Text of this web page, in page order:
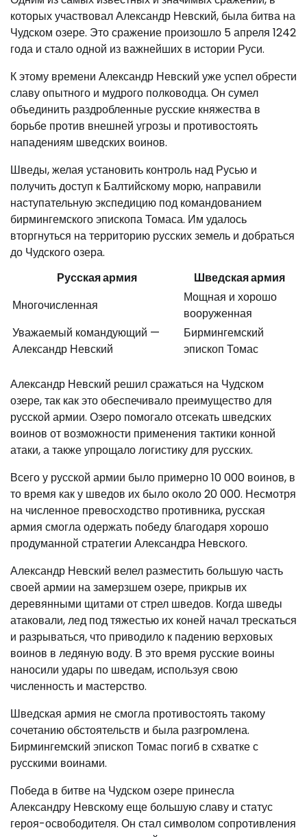
которых участвовал Александр Невский, была битва на
Чудском озере. Это сражение произошло 5 апреля 1242
года и стало одной из важнейших в истории Руси.
К этому времени Александр Невский уже успел обрести
славу опытного и мудрого полководца. Он сумел
объединить раздробленные русские княжества в
борьбе против внешней угрозы и противостоять
нападениям шведских воинов.
Шведы, желая установить контроль над Русью и
получить доступ к Балтийскому морю, направили
наступательную экспедицию под командованием
бирмингемского эпископа Томаса. Им удалось
вторгнуться на территорию русских земель и добраться
до Чудского озера.
Русская армия
Шведская армия
Многочисленная
Мощная и хорошо
вооруженная
Уважаемый командующий —
Александр Невский
Бирмингемский
эпископ Томас
Александр Невский решил сражаться на Чудском
озере, так как это обеспечивало преимущество для
русской армии. Озеро помогало отсекать шведских
воинов от возможности применения тактики конной
атаки, а также упрощало логистику для русских.
Всего у русской армии было примерно 10 000 воинов, в
то время как у шведов их было около 20 000. Несмотря
на численное превосходство противника, русская
армия смогла одержать победу благодаря хорошо
продуманной стратегии Александра Невского.
Александр Невский велел разместить большую часть
своей армии на замерзшем озере, прикрыв их
деревянными щитами от стрел шведов. Когда шведы
атаковали, лед под тяжестью их коней начал трескаться
и разрываться, что приводило к падению верховых
воинов в ледяную воду. В это время русские воины
наносили удары по шведам, используя свою
численность и мастерство.
Шведская армия не смогла противостоять такому
сочетанию обстоятельств и была разгромлена.
Бирмингемский эпископ Томас погиб в схватке с
русскими воинами.
Победа в битве на Чудском озере принесла
Александру Невскому еще большую славу и статус
героя-освободителя. Он стал символом сопротивления